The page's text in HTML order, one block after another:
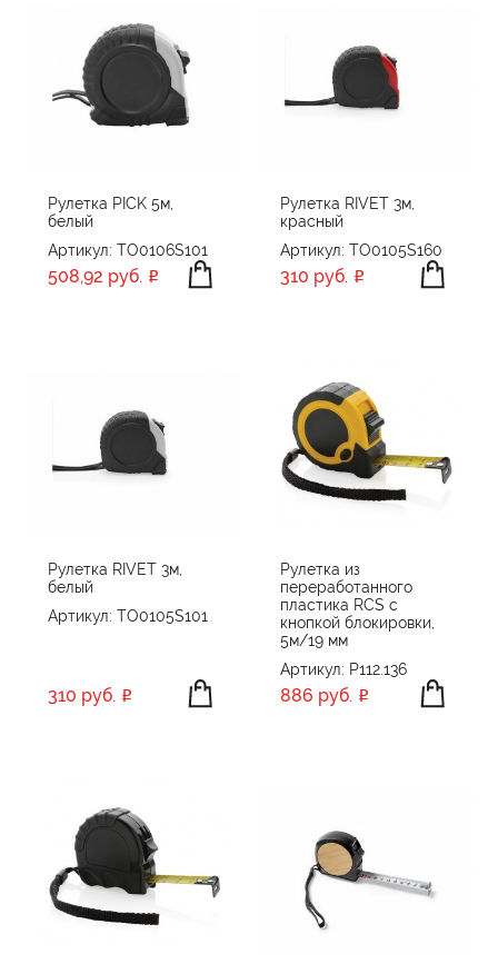
Рулетка PICK 5м,
белый
Артикул: TO0106S101
508,92 руб.
Рулетка RIVET 3м,
красный
Артикул: TO0105S160
310 руб.
Рулетка RIVET 3м,
белый
Артикул: TO0105S101
310 руб.
Рулетка из
переработанного
пластика RCS с
кнопкой блокировки,
5м/19 мм
Артикул: P112.136
886 руб.